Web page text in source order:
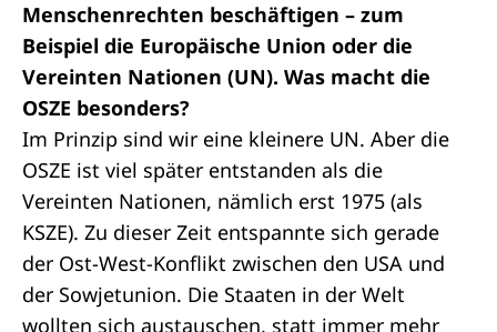
Menschenrechten beschäftigen – zum
Beispiel die Europäische Union oder die
Vereinten Nationen (UN). Was macht die
OSZE besonders?
Im Prinzip sind wir eine kleinere UN. Aber die
OSZE ist viel später entstanden als die
Vereinten Nationen, nämlich erst 1975 (als
KSZE). Zu dieser Zeit entspannte sich gerade
der Ost-West-Konflikt zwischen den USA und
der Sowjetunion. Die Staaten in der Welt
wollten sich austauschen, statt immer mehr